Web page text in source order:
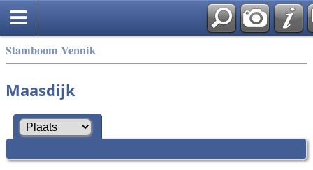
Stamboom Vennik
Maasdijk